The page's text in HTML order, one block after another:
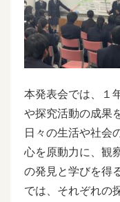
本発表会では、１
や探究活動の成果
日々の生活や社会
心を原動力に、観
の発見と学びを得
では、それぞれの